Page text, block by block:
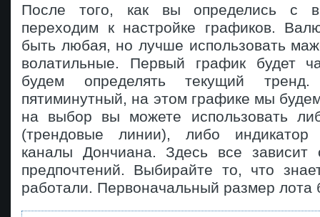
После того, как вы определись с
переходим к настройке графиков.
быть любая, но лучше использовать
волатильные. Первый график будет
будем определять текущий
пятиминутный, на этом графике мы
на выбор вы можете использовать
(трендовые линии), либо индикатор
каналы Дончиана. Здесь все
предпочтений. Выбирайте то, что
работали. Первоначальный размер лота